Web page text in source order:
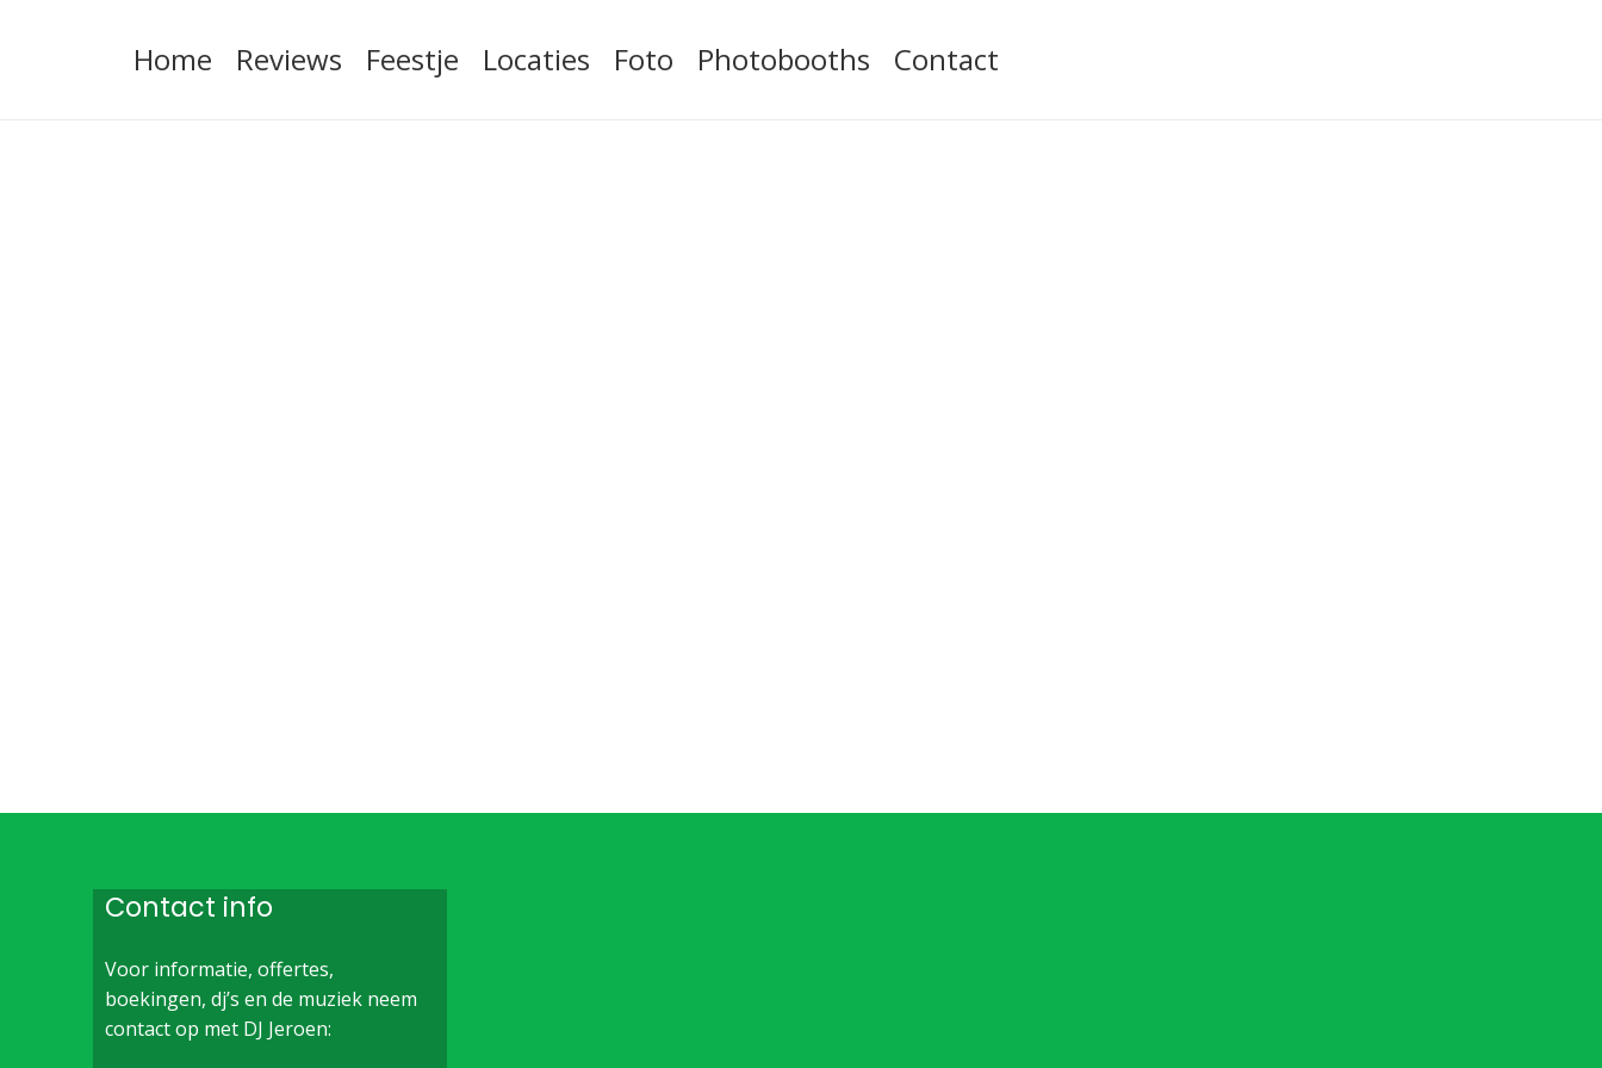
Home Reviews Feestje Locaties Foto Photobooths Contact
Contact info
Voor informatie, offertes,
boekingen, dj’s en de muziek neem
contact op met DJ Jeroen: